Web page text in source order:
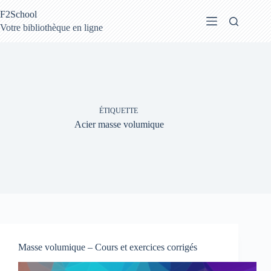
au
contenu
F2School
Votre bibliothèque en ligne
ÉTIQUETTE
Acier masse volumique
Masse volumique – Cours et exercices corrigés